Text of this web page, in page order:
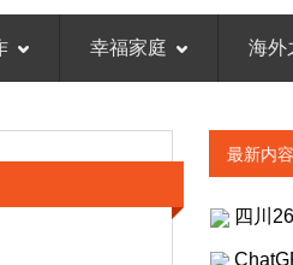
幸福家庭 海外
最新内容
四川